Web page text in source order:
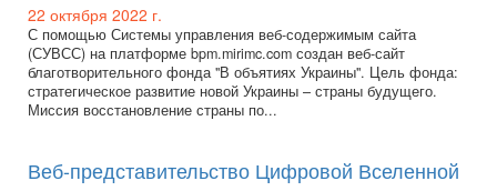
22 октября 2022 г.
С помощью Системы управления веб-содержимым сайта
(СУВСС) на платформе bpm.mirimc.com создан веб-сайт
благотворительного фонда "В объятиях Украины". Цель фонда:
стратегическое развитие новой Украины – страны будущего.
Миссия восстановление страны по...
Веб-представительство Цифровой Вселенной